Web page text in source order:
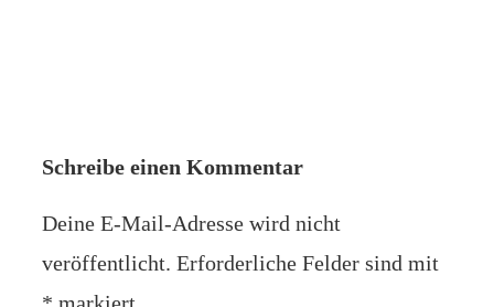
Schreibe einen Kommentar
Deine E-Mail-Adresse wird nicht
veröffentlicht. Erforderliche Felder sind mit